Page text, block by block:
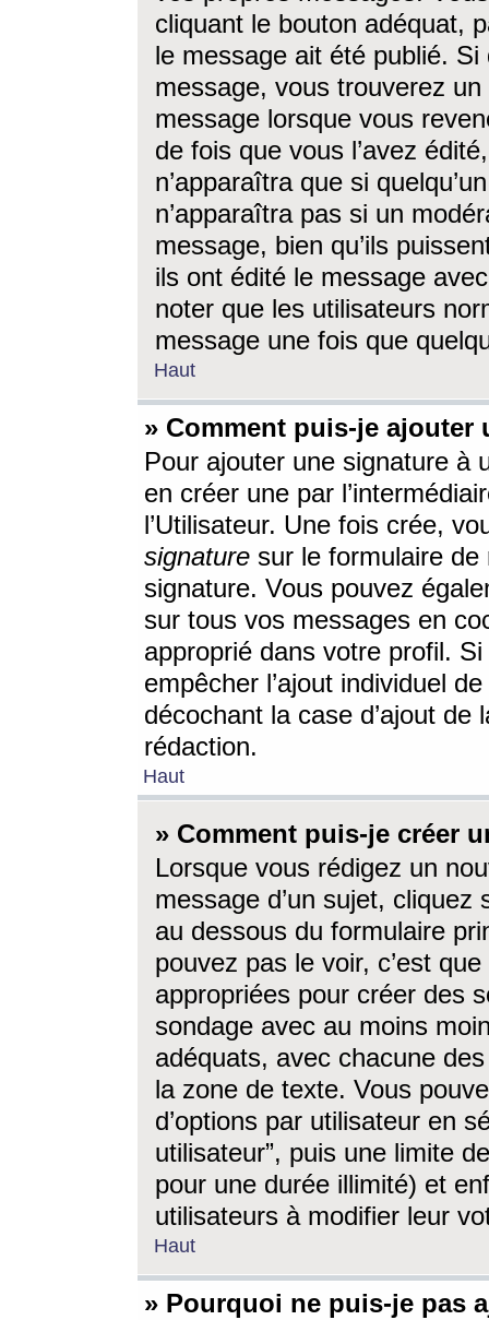
cliquant le bouton adéquat,
le message ait été publié. Si
message, vous trouverez
message lorsque vous
de fois que vous l’avez
n’apparaîtra que si
n’apparaîtra pas si un
message, bien qu’ils
ils ont édité le message
noter que les utilisateurs
message une fois que
Haut
» Comment puis-je ajouter
Pour ajouter une signature à
en créer une par
l’Utilisateur. Une fois crée,
signature sur le formulaire de
signature. Vous pouvez
sur tous vos messages en
approprié dans votre profil.
empêcher l’ajout individuel
décochant la case d’ajout
rédaction.
Haut
» Comment puis-je créer
Lorsque vous rédigez un
message d’un sujet, cliquez
au dessous du formulaire
pouvez pas le voir, c’est
appropriées pour créer des
sondage avec au moins
adéquats, avec chacune
la zone de texte. Vous
d’options par utilisateur en
utilisateur”, puis une limite
pour une durée illimité) et
utilisateurs à modifier leur
Haut
» Pourquoi ne puis-je pas